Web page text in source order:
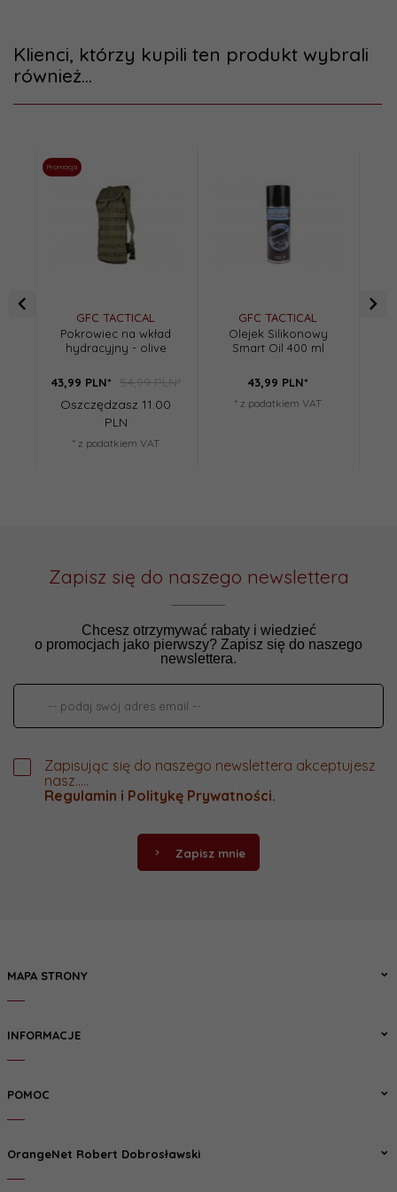
Klienci, którzy kupili ten produkt wybrali
również...
Promocja
GFC TACTICAL
Pokrowiec na wkład
hydracyjny - olive
43,99 PLN*
54,99 PLN*
Oszczędzasz 11.00
PLN
* z podatkiem VAT
GFC TACTICAL
Olejek Silikonowy
Smart Oil 400 ml
43,99 PLN*
* z podatkiem VAT
Zapisz się do naszego newslettera
Chcesz otrzymywać rabaty i wiedzieć
o promocjach jako pierwszy? Zapisz się do naszego
newslettera.
Zapisując się do naszego newslettera akceptujesz
nasz.....
Regulamin i Politykę Prywatności.
Zapisz mnie
MAPA STRONY
INFORMACJE
POMOC
OrangeNet Robert Dobrosławski